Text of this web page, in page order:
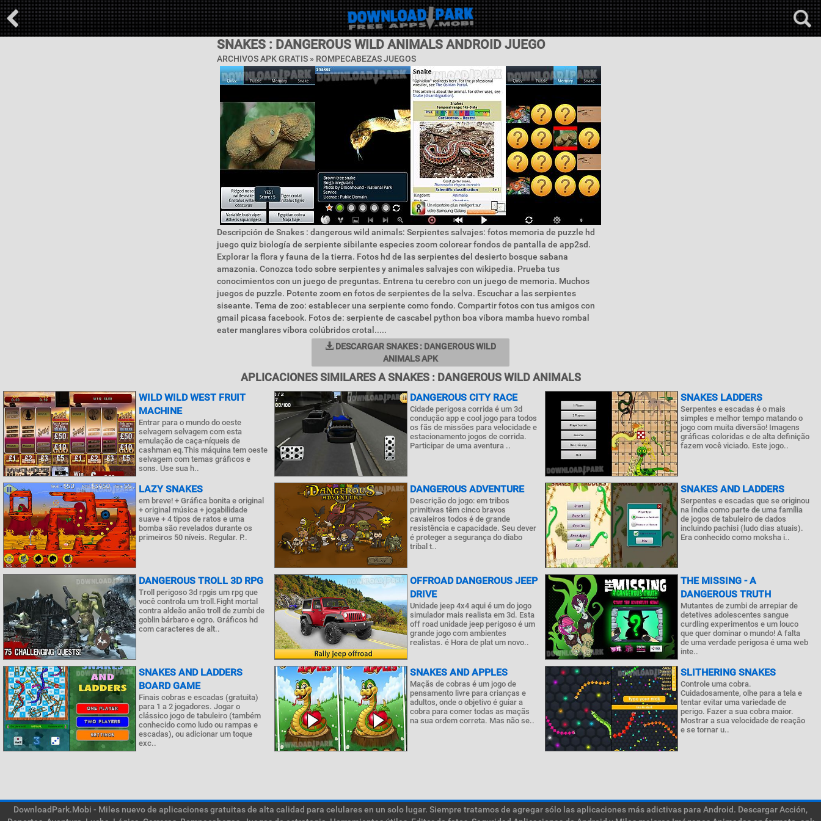
SNAKES : DANGEROUS WILD ANIMALS ANDROID JUEGO
ARCHIVOS APK GRATIS » ROMPECABEZAS JUEGOS
Descripción de Snakes : dangerous wild animals: Serpientes salvajes: fotos memoria de puzzle hd
juego quiz biología de serpiente sibilante especies zoom colorear fondos de pantalla de app2sd.
Explorar la flora y fauna de la tierra. Fotos hd de las serpientes del desierto bosque sabana
amazonia. Conozca todo sobre serpientes y animales salvajes con wikipedia. Prueba tus
conocimientos con un juego de preguntas. Entrena tu cerebro con un juego de memoria. Muchos
juegos de puzzle. Potente zoom en fotos de serpientes de la selva. Escuchar a las serpientes
siseante. Tema de zoo: establecer una serpiente como fondo. Compartir fotos con tus amigos con
gmail picasa facebook. Fotos de: serpiente de cascabel python boa víbora mamba huevo rombal
eater manglares víbora colúbridos crotal.....
DESCARGAR SNAKES : DANGEROUS WILD
ANIMALS APK
APLICACIONES SIMILARES A SNAKES : DANGEROUS WILD ANIMALS
WILD WILD WEST FRUIT
MACHINE
Entrar para o mundo do oeste
selvagem selvagem com esta
emulação de caça-níqueis de
cashman eq.This máquina tem oeste
selvagem com temas gráficos e
sons. Use sua h..
DANGEROUS CITY RACE
Cidade perigosa corrida é um 3d
condução app e cool jogo para todos
os fãs de missões para velocidade e
estacionamento jogos de corrida.
Participar de uma aventura ..
SNAKES LADDERS
Serpentes e escadas é o mais
simples e melhor tempo matando o
jogo com muita diversão! Imagens
gráficas coloridas e de alta definição
fazem você viciado. Este jogo..
LAZY SNAKES
em breve! + Gráfica bonita e original
+ original música + jogabilidade
suave + 4 tipos de ratos e uma
bomba são revelados durante os
primeiros 50 níveis. Regular. P..
DANGEROUS ADVENTURE
Descrição do jogo: em tribos
primitivas têm cinco bravos
cavaleiros todos é de grande
resistência e capacidade. Seu dever
é proteger a segurança do diabo
tribal t..
SNAKES AND LADDERS
Serpentes e escadas que se originou
na Índia como parte de uma família
de jogos de tabuleiro de dados
incluindo pachisi (ludo dias atuais).
Era conhecido como moksha i..
DANGEROUS TROLL 3D RPG
Troll perigoso 3d rpgis um rpg que
você controla um troll.Fight mortal
contra aldeão anão troll de zumbi de
goblin bárbaro e ogro. Gráficos hd
com caracteres de alt..
OFFROAD DANGEROUS JEEP
DRIVE
Unidade jeep 4x4 aqui é um do jogo
simulador mais realista em 3d. Esta
off road unidade jeep perigoso é um
grande jogo com ambientes
realistas. é Hora de plat um novo..
THE MISSING - A
DANGEROUS TRUTH
Mutantes de zumbi de arrepiar de
detetives adolescentes sangue
curdling experimentos e um louco
que quer dominar o mundo! A falta
de uma verdade perigosa é uma web
inte..
SNAKES AND LADDERS
BOARD GAME
Finais cobras e escadas (gratuita)
para 1 a 2 jogadores. Jogar o
clássico jogo de tabuleiro (também
conhecido como ludo ou rampas e
escadas), ou adicionar um toque
exc..
SNAKES AND APPLES
Maçãs de cobras é um jogo de
pensamento livre para crianças e
adultos, onde o objetivo é guiar a
cobra para comer todas as maçãs
na sua ordem correta. Mas não se..
SLITHERING SNAKES
Controle uma cobra.
Cuidadosamente, olhe para a tela e
tentar evitar uma variedade de
perigo. Fazer a sua cobra maior.
Mostrar a sua velocidade de reação
e se tornar u..
DownloadPark.Mobi - Miles nuevo de aplicaciones gratuitas de alta calidad para celulares en un solo lugar. Siempre tratamos de agregar sólo las aplicaciones más adictivas para Android. Descargar Acción,